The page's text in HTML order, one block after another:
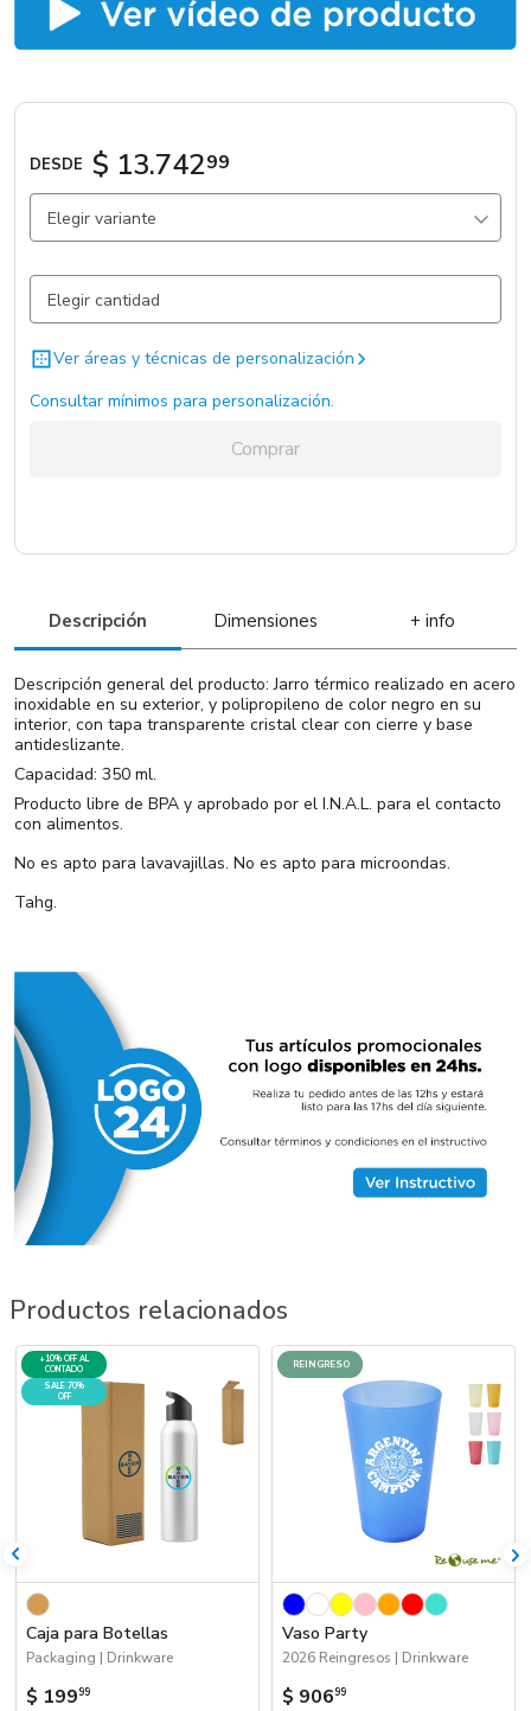
DESDE $ 13.74299
Elegir variante
Plás/Metal / Azul / . 1248 un.
Ver áreas y técnicas de personalización
Consultar mínimos para personalización.
Comprar
Descripción Dimensiones + info
Descripción general del producto: Jarro térmico realizado en acero
inoxidable en su exterior, y polipropileno de color negro en su
interior, con tapa transparente cristal clear con cierre y base
antideslizante.
Capacidad: 350 ml.
Producto libre de BPA y aprobado por el I.N.A.L. para el contacto
con alimentos.
No es apto para lavavajillas. No es apto para microondas.
Tahg.
Productos relacionados
+10% OFF AL
CONTADO
SALE 70%
OFF
Caja para Botellas
Packaging | Drinkware
$ 19999
REINGRESO
Vaso Party
2026 Reingresos | Drinkware
$ 90699